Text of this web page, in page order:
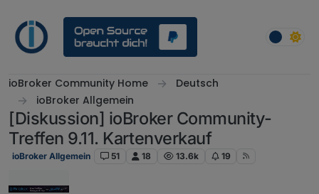
ioBroker Community Home
Deutsch
ioBroker Allgemein
[Diskussion] ioBroker Community-
Treffen 9.11. Kartenverkauf
ioBroker Allgemein 51 18 13.6k 19